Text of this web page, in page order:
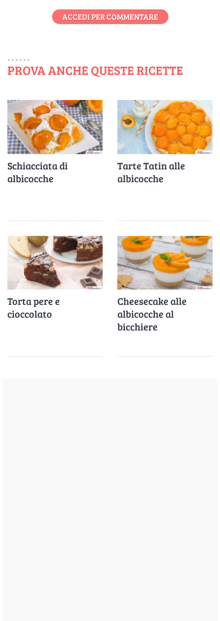
ACCEDI PER COMMENTARE
PROVA ANCHE QUESTE RICETTE
Schiacciata di
albicocche
Tarte Tatin alle
albicocche
Torta pere e
cioccolato
Cheesecake alle
albicocche al
bicchiere